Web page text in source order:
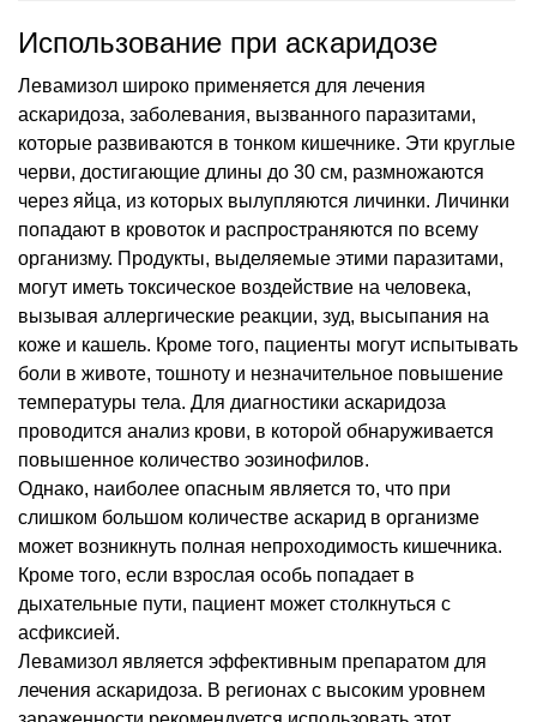
Использование при аскаридозе
Левамизол широко применяется для лечения
аскаридоза, заболевания, вызванного паразитами,
которые развиваются в тонком кишечнике. Эти круглые
черви, достигающие длины до 30 см, размножаются
через яйца, из которых вылупляются личинки. Личинки
попадают в кровоток и распространяются по всему
организму. Продукты, выделяемые этими паразитами,
могут иметь токсическое воздействие на человека,
вызывая аллергические реакции, зуд, высыпания на
коже и кашель. Кроме того, пациенты могут испытывать
боли в животе, тошноту и незначительное повышение
температуры тела. Для диагностики аскаридоза
проводится анализ крови, в которой обнаруживается
повышенное количество эозинофилов.
Однако, наиболее опасным является то, что при
слишком большом количестве аскарид в организме
может возникнуть полная непроходимость кишечника.
Кроме того, если взрослая особь попадает в
дыхательные пути, пациент может столкнуться с
асфиксией.
Левамизол является эффективным препаратом для
лечения аскаридоза. В регионах с высоким уровнем